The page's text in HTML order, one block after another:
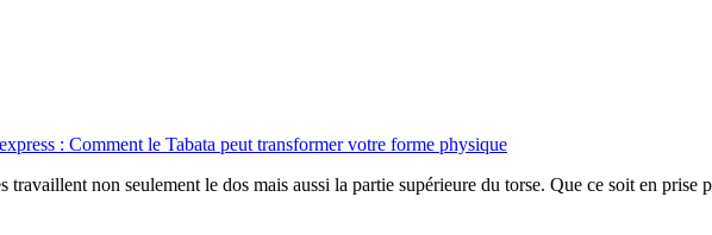
: Comment le Tabata peut transformer votre forme physique
travaillent non seulement le dos mais aussi la partie supérieure du torse. Que ce soit en